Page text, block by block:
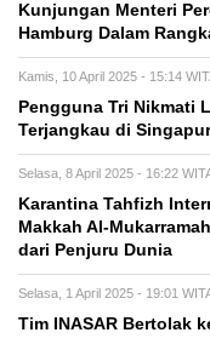
Kunjungan Menteri
Hamburg Dalam
Kamis, 10 April 2025 - 15:14
Pengguna Tri Nikmati
Terjangkau di
Selasa, 8 April 2025 - 16:22
Karantina Tahfizh
Makkah Al-
dari Penjuru Dunia
Selasa, 1 April 2025 - 19:01
Tim INASAR Bertolak